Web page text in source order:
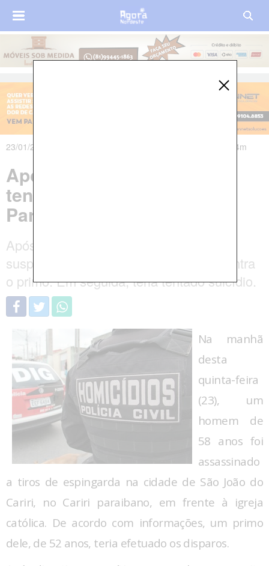
23/01/2020 às 21h43m - Atualizado em 23/01/2020 às 22h14m
Após matar primo, homem
tenta cometer suicídio na
Paraíba
Após discutir com a vítima em um bar, o
suspeito teria efetuado três disparos contra
o primo. Em seguida, teria tentado suicídio.
Na manhã
desta
quinta-feira
(23), um
homem de
58 anos foi
assassinado
a tiros de espingarda na cidade de São João do
Cariri, no Cariri paraibano, em frente à igreja
católica. De acordo com informações, um primo
dele, de 52 anos, teria efetuado os disparos.